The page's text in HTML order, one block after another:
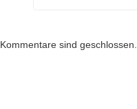
Kommentare sind geschlossen.